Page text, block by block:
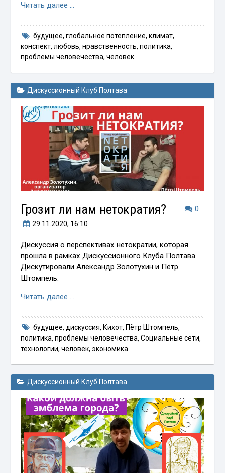
Читать далее …
будущее, глобальное потепление, климат,
конспект,любовь,нравственность,политика,
проблемы человечества,человек
Дискуссионный Клуб Полтава
0
Грозит ли нам нетократия?
29.11.2020, 16:10
Дискуссия о перспективах нетократии, которая
прошла в рамках Дискуссионного Клуба Полтава.
Дискутировали Александр Золотухин и Пётр
Штомпель.
Читать далее …
будущее, дискуссия, Кихот, Пётр Штомпель,
политика,проблемы человечества,Социальные сети,
технологии,человек,экономика
Дискуссионный Клуб Полтава